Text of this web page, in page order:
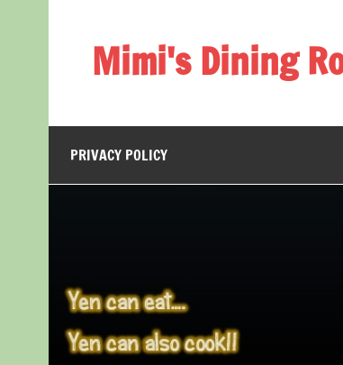
Mimi's Dining
PRIVACY POLICY